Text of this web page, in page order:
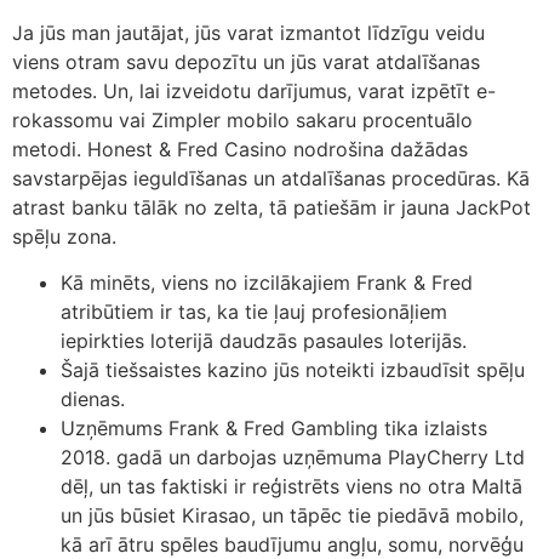
Ja jūs man jautājat, jūs varat izmantot līdzīgu veidu
viens otram savu depozītu un jūs varat atdalīšanas
metodes. Un, lai izveidotu darījumus, varat izpētīt e-
rokassomu vai Zimpler mobilo sakaru procentuālo
metodi. Honest & Fred Casino nodrošina dažādas
savstarpējas ieguldīšanas un atdalīšanas procedūras. Kā
atrast banku tālāk no zelta, tā patiešām ir jauna JackPot
spēļu zona.
Kā minēts, viens no izcilākajiem Frank & Fred
atribūtiem ir tas, ka tie ļauj profesionāļiem
iepirkties loterijā daudzās pasaules loterijās.
Šajā tiešsaistes kazino jūs noteikti izbaudīsit spēļu
dienas.
Uzņēmums Frank & Fred Gambling tika izlaists
2018. gadā un darbojas uzņēmuma PlayCherry Ltd
dēļ, un tas faktiski ir reģistrēts viens no otra Maltā
un jūs būsiet Kirasao, un tāpēc tie piedāvā mobilo,
kā arī ātru spēles baudījumu angļu, somu, norvēģu